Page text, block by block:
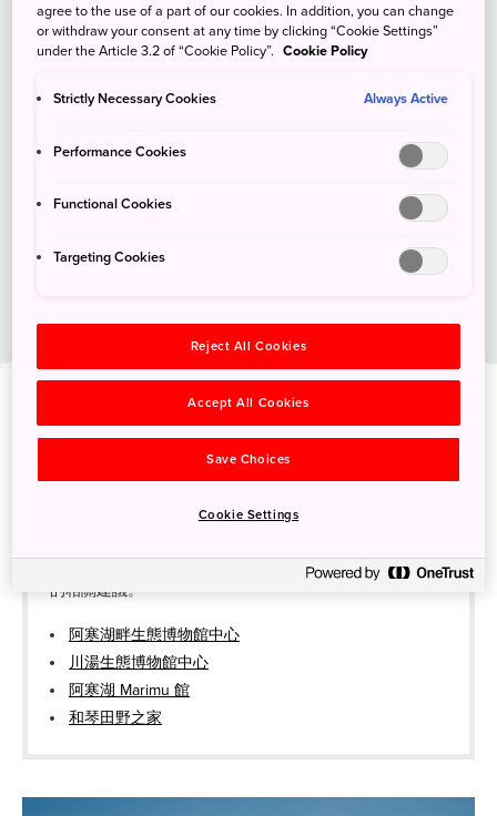
遊客資訊服務中心
前往探索公園時，可將這些自然與資訊中心作為旅遊據
和園區地圖等資訊，以及旅遊景點、觀光特色和住宿地點
的相關建議。
阿寒湖畔生態博物館中心
川湯生態博物館中心
阿寒湖 Marimu 館
和琴田野之家
agree to the use of a part of our cookies. In addition, you can change
or withdraw your consent at any time by clicking “Cookie Settings”
under the Article 3.2 of “Cookie Policy”. Cookie Policy
Strictly Necessary Cookies Always Active
Performance Cookies
Functional Cookies
Targeting Cookies
Reject All Cookies
Accept All Cookies
Save Choices
Cookie Settings